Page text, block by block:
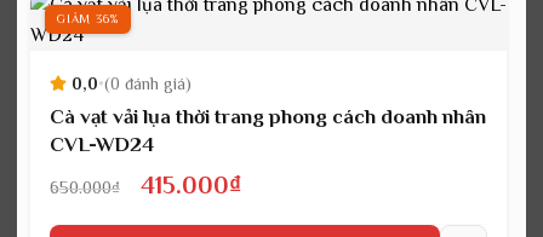
415.000₫.
GIẢM 36%
0,0•(0 đánh giá)
Cà vạt vải lụa thời trang phong cách doanh nhân
CVL-WD24
650.000₫
Giá
gốc
415.000₫Giá
hiện